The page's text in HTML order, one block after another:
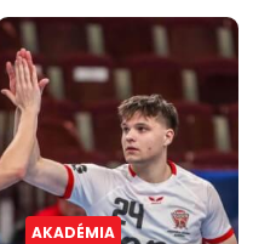
AKADÉMIA